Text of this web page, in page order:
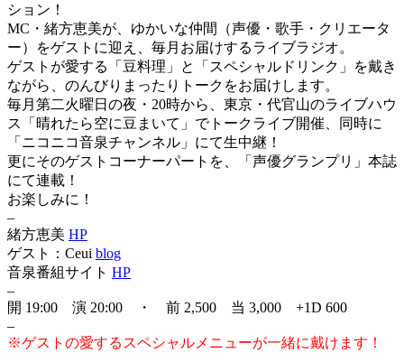
ション！
MC・緒方恵美が、ゆかいな仲間（声優・歌手・クリエータ
ー）をゲストに迎え、毎月お届けするライブラジオ。
ゲストが愛する「豆料理」と「スペシャルドリンク」を戴き
ながら、のんびりまったりトークをお届けします。
毎月第二火曜日の夜・20時から、東京・代官山のライブハウ
ス「晴れたら空に豆まいて」でトークライブ開催、同時に
「ニコニコ音泉チャンネル」にて生中継！
更にそのゲストコーナーパートを、「声優グランプリ」本誌
にて連載！
お楽しみに！
–
緒方恵美 HP
ゲスト：Ceui blog
音泉番組サイト HP
–
開 19:00 演 20:00 ・ 前 2,500 当 3,000 +1D 600
–
※ゲストの愛するスペシャルメニューが一緒に戴けます！